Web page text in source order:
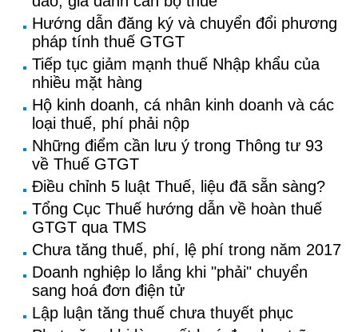
Hướng dẫn đăng ký và chuyển đổi phương
pháp tính thuế GTGT
Tiếp tục giảm mạnh thuế Nhập khẩu của
nhiều mặt hàng
Hộ kinh doanh, cá nhân kinh doanh và các
loại thuế, phí phải nộp
Những điểm cần lưu ý trong Thông tư 93
về Thuế GTGT
Điều chỉnh 5 luật Thuế, liệu đã sẵn sàng?
Tổng Cục Thuế hướng dẫn về hoàn thuế
GTGT qua TMS
Chưa tăng thuế, phí, lệ phí trong năm 2017
Doanh nghiệp lo lắng khi "phải" chuyển
sang hoá đơn điện tử
Lập luận tăng thuế chưa thuyết phục